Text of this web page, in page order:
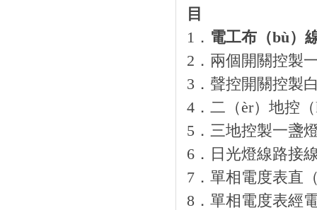
目
1． 電工布（bù）
2．兩個開關控製
3．聲控開關控製
4．二（èr）地控
5．三地控製一盞
6．日光燈線路接
7．單相電度表直
8．單相電度表經